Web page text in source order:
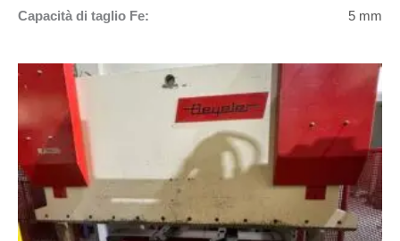
Capacità di taglio Fe:
5 mm